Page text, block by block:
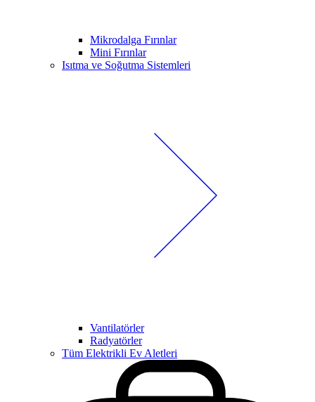
Mikrodalga Fırınlar
Mini Fırınlar
Isıtma ve Soğutma Sistemleri
Vantilatörler
Radyatörler
Tüm Elektrikli Ev Aletleri